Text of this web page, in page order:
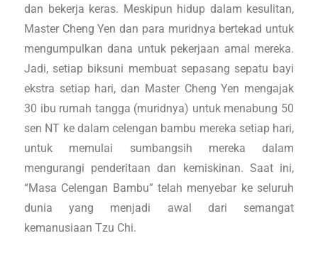
dan bekerja keras. Meskipun hidup dalam kesulitan,
Master Cheng Yen dan para muridnya bertekad untuk
mengumpulkan dana untuk pekerjaan amal mereka.
Jadi, setiap biksuni membuat sepasang sepatu bayi
ekstra setiap hari, dan Master Cheng Yen mengajak
30 ibu rumah tangga (muridnya) untuk menabung 50
sen NT ke dalam celengan bambu mereka setiap hari,
untuk memulai sumbangsih mereka dalam
mengurangi penderitaan dan kemiskinan. Saat ini,
“Masa Celengan Bambu” telah menyebar ke seluruh
dunia yang menjadi awal dari semangat
kemanusiaan Tzu Chi.